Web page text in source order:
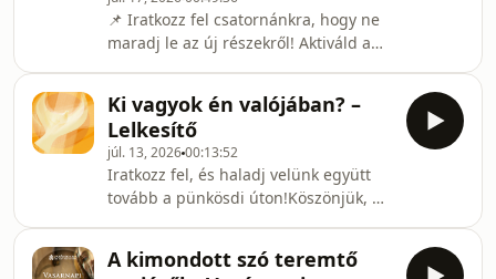
támogassa a Zarándok.ma szolgálatát.
📌 Iratkozz fel csatornánkra, hogy ne
maradj le az új részekről! Aktiváld a
munkánkat:
https://zarandok.ma/tamogatas/Készítette
a Szent Bertalan Harangjai
Médiamissziós Alapítvány 2026-ban.
Ki vagyok én valójában? –
Lelkesítő
júl. 13, 202600:13:52
Iratkozz fel, és haladj velünk együtt
tovább a pünkösdi úton!Köszönjük, ha
https://zarandok.ma/tamogatas/Lelkesítő
A kimondott szó teremtő